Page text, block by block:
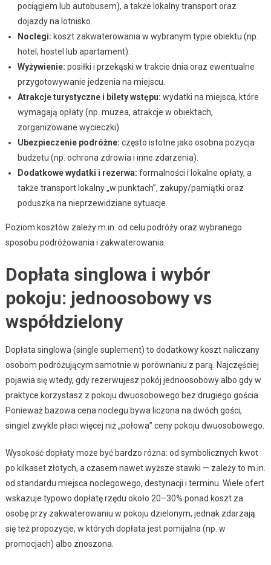
pociągiem lub autobusem), a także lokalny transport oraz
dojazdy na lotnisko.
Noclegi: koszt zakwaterowania w wybranym typie obiektu (np.
hotel, hostel lub apartament).
Wyżywienie: posiłki i przekąski w trakcie dnia oraz ewentualne
przygotowywanie jedzenia na miejscu.
Atrakcje turystyczne i bilety wstępu: wydatki na miejsca, które
wymagają opłaty (np. muzea, atrakcje w obiektach,
zorganizowane wycieczki).
Ubezpieczenie podróżne: często istotne jako osobna pozycja
budżetu (np. ochrona zdrowia i inne zdarzenia).
Dodatkowe wydatki i rezerwa: formalności i lokalne opłaty, a
także transport lokalny „w punktach”, zakupy/pamiątki oraz
poduszka na nieprzewidziane sytuacje.
Poziom kosztów zależy m.in. od celu podróży oraz wybranego
sposobu podróżowania i zakwaterowania.
Dopłata singlowa i wybór
pokoju: jednoosobowy vs
współdzielony
Dopłata singlowa (single suplement) to dodatkowy koszt naliczany
osobom podróżującym samotnie w porównaniu z parą. Najczęściej
pojawia się wtedy, gdy rezerwujesz pokój jednoosobowy albo gdy w
praktyce korzystasz z pokoju dwuosobowego bez drugiego gościa.
Ponieważ bazowa cena noclegu bywa liczona na dwóch gości,
singiel zwykle płaci więcej niż „połowa” ceny pokoju dwuosobowego.
Wysokość dopłaty może być bardzo różna: od symbolicznych kwot
po kilkaset złotych, a czasem nawet wyższe stawki — zależy to m.in.
od standardu miejsca noclegowego, destynacji i terminu. Wiele ofert
wskazuje typowo dopłatę rzędu około 20–30% ponad koszt za
osobę przy zakwaterowaniu w pokoju dzielonym, jednak zdarzają
się też propozycje, w których dopłata jest pomijalna (np. w
promocjach) albo znoszona.